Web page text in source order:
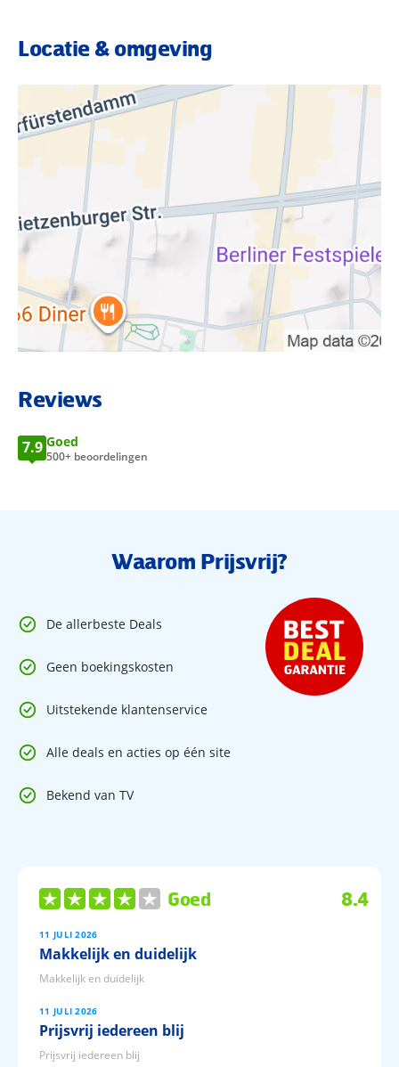
word je ontvangen bij de receptie en hangt een creatieve
sfeer. Het hotel telt 152 kamers en heeft een kunstzinnig
restaurant of bestel je een drankje aan de bar. Verder is er
WiFi in het hele hotel. Na een dag in de stad is dit een fijne
plek om te ontspannen.
Verzorging
Bij Park Plaza Berlin verblijf je pop basis van logies. Zo heb
je alle vrijheid om Berlijn culinair te ontdekken. In de directe
omgeving vind je volop ontbijtzaakjes, restaurants en bars.
Ideaal voor een flexibele stedentrip op je eigen tempo.
Kamers Park Plaza Berlin
Alle kamers zijn voorzien van airconditioning, een eigen
badkamer, een flatscreen-tv, een minibar (€), koffie- en
Superior Kamer (ca. 16–18 m²):
leefruimte tegenover de Superior kamer. Deze kamer kijkt
Junior Suite (ca. 30–35 m²):
Deze suite biedt meer ruimte
met een aparte zithoek, hogere comfortklasse en extra
ruimte om te ontspannen tijdens je stedentrip in Berlijn.
152 kamers
Lobby
WiFi
Sauna (€)
Toe aan een fijne stedentrip naar Berlijn? Boek Park Plaza
boekingskosten en de beste deal garantie. Pak je koffers en
ontdek deze veelzijdige stad!
Locatie & omgeving
Reviews
7.9 Goed
500+ beoordelingen
Waarom Prijsvrij?
De allerbeste Deals
Geen boekingskosten
Uitstekende klantenservice
Alle deals en acties op één site
Bekend van TV
Goed 8.4
11 JULI 2026
Makkelijk en duidelijk
Makkelijk en duidelijk
11 JULI 2026
Prijsvrij iedereen blij
Prijsvrij iedereen blij